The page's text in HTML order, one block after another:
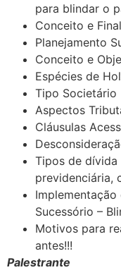
para blindar o
Conceito e
Planejamento
Conceito e
Espécies de
Tipo Societário
Aspectos
Cláusulas
Tipos de
previdenciária,
Sucessório –
Motivos para
antes!!!
Palestrante